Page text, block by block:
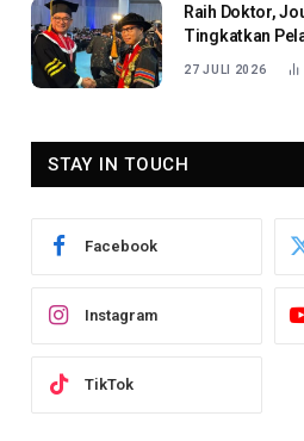
Raih Doktor,
Tingkatkan
27 JULI 2026
STAY IN TOUCH
Facebook
Instagram
TikTok